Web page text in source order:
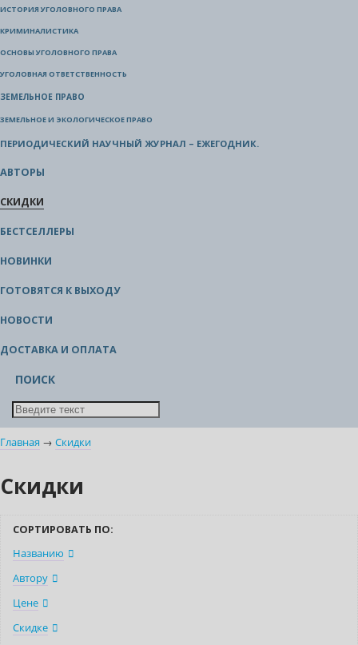
ИСТОРИЯ УГОЛОВНОГО ПРАВА
КРИМИНАЛИСТИКА
ОСНОВЫ УГОЛОВНОГО ПРАВА
УГОЛОВНАЯ ОТВЕТСТВЕННОСТЬ
ЗЕМЕЛЬНОЕ ПРАВО
ЗЕМЕЛЬНОЕ И ЭКОЛОГИЧЕСКОЕ ПРАВО
ПЕРИОДИЧЕСКИЙ НАУЧНЫЙ ЖУРНАЛ – ЕЖЕГОДНИК.
АВТОРЫ
СКИДКИ
БЕСТСЕЛЛЕРЫ
НОВИНКИ
ГОТОВЯТСЯ К ВЫХОДУ
НОВОСТИ
ДОСТАВКА И ОПЛАТА
ПОИСК
Главная → Скидки
Скидки
СОРТИРОВАТЬ ПО:
Названию
Автору
Цене
Скидке